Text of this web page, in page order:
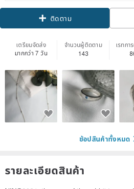
ติดตาม
เตรียมจัดส่ง
มากกว่า 7 วัน
จำนวนผู้ติดตาม
143
เรทก
ช้อปสินค้าทั้งหมด
รายละเอียดสินค้า